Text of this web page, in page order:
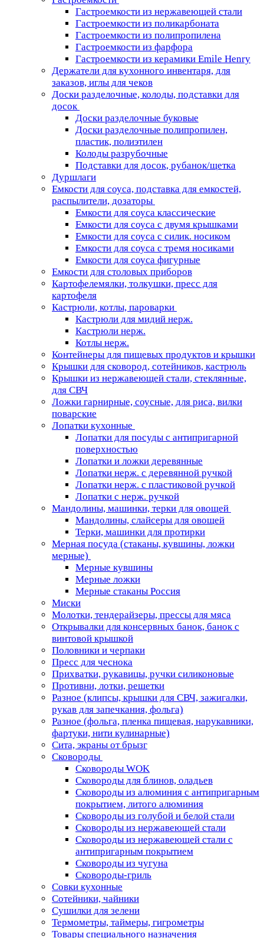
Гастроемкости из нержавеющей стали
Гастроемкости из поликарбоната
Гастроемкости из полипропилена
Гастроемкости из фарфора
Гастроемкости из керамики Emile Henry
Держатели для кухонного инвентаря, для
заказов, иглы для чеков
Доски разделочные, колоды, подставки для
досок
Доски разделочные буковые
Доски разделочные полипропилен,
пластик, полиэтилен
Колоды разрубочные
Подставки для досок, рубанок/щетка
Дуршлаги
Емкости для соуса, подставка для емкостей,
распылители, дозаторы
Емкости для соуса классические
Емкости для соуса с двумя крышками
Емкости для соуса с силик. носиком
Емкости для соуса с тремя носиками
Емкости для соуса фигурные
Емкости для столовых приборов
Картофелемялки, толкушки, пресс для
картофеля
Кастрюли, котлы, пароварки
Кастрюли для мидий нерж.
Кастрюли нерж.
Котлы нерж.
Контейнеры для пищевых продуктов и крышки
Крышки для сковород, сотейников, кастрюль
Крышки из нержавеющей стали, стеклянные,
для СВЧ
Ложки гарнирные, соусные, для риса, вилки
поварские
Лопатки кухонные
Лопатки для посуды с антипригарной
поверхностью
Лопатки и ложки деревянные
Лопатки нерж. с деревянной ручкой
Лопатки нерж. с пластиковой ручкой
Лопатки с нерж. ручкой
Мандолины, машинки, терки для овощей
Мандолины, слайсеры для овощей
Терки, машинки для протирки
Мерная посуда (стаканы, кувшины, ложки
мерные)
Мерные кувшины
Мерные ложки
Мерные стаканы Россия
Миски
Молотки, тендерайзеры, прессы для мяса
Открывалки для консервных банок, банок с
винтовой крышкой
Половники и черпаки
Пресс для чеснока
Прихватки, рукавицы, ручки силиконовые
Противни, лотки, решетки
Разное (клипсы, крышки для СВЧ, зажигалки,
рукав для запечкания, фольга)
Разное (фольга, пленка пищевая, нарукавники,
фартуки, нити кулинарные)
Сита, экраны от брызг
Сковороды
Сковороды WOK
Сковороды для блинов, оладьев
Сковороды из алюминия с антипригарным
покрытием, литого алюминия
Сковороды из голубой и белой стали
Сковороды из нержавеющей стали
Сковороды из нержавеющей стали с
антипригарным покрытием
Сковороды из чугуна
Сковороды-гриль
Совки кухонные
Сотейники, чайники
Сушилки для зелени
Термометры, таймеры, гигрометры
Товары специального назначения